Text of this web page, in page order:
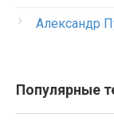
Александр
Популярные